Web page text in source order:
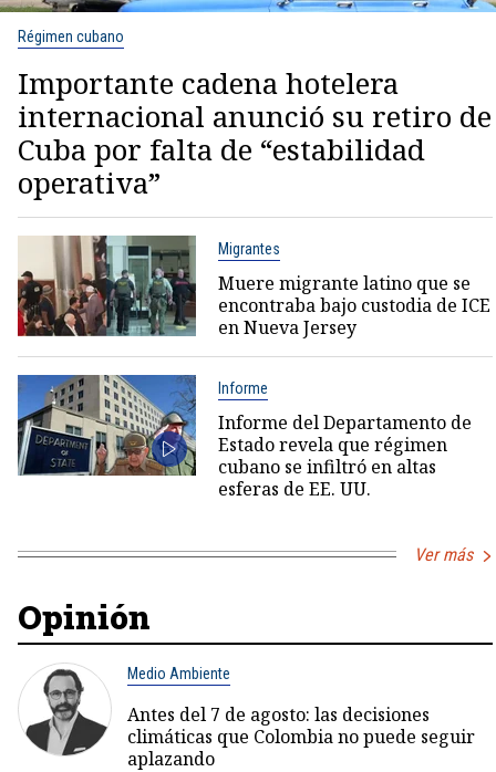
Régimen cubano
Importante cadena hotelera
internacional anunció su retiro de
Cuba por falta de “estabilidad
operativa”
Migrantes
Muere migrante latino que se
encontraba bajo custodia de ICE
en Nueva Jersey
Informe
Informe del Departamento de
Estado revela que régimen
cubano se infiltró en altas
esferas de EE. UU.
Ver más
Opinión
Medio Ambiente
Antes del 7 de agosto: las decisiones
climáticas que Colombia no puede seguir
aplazando